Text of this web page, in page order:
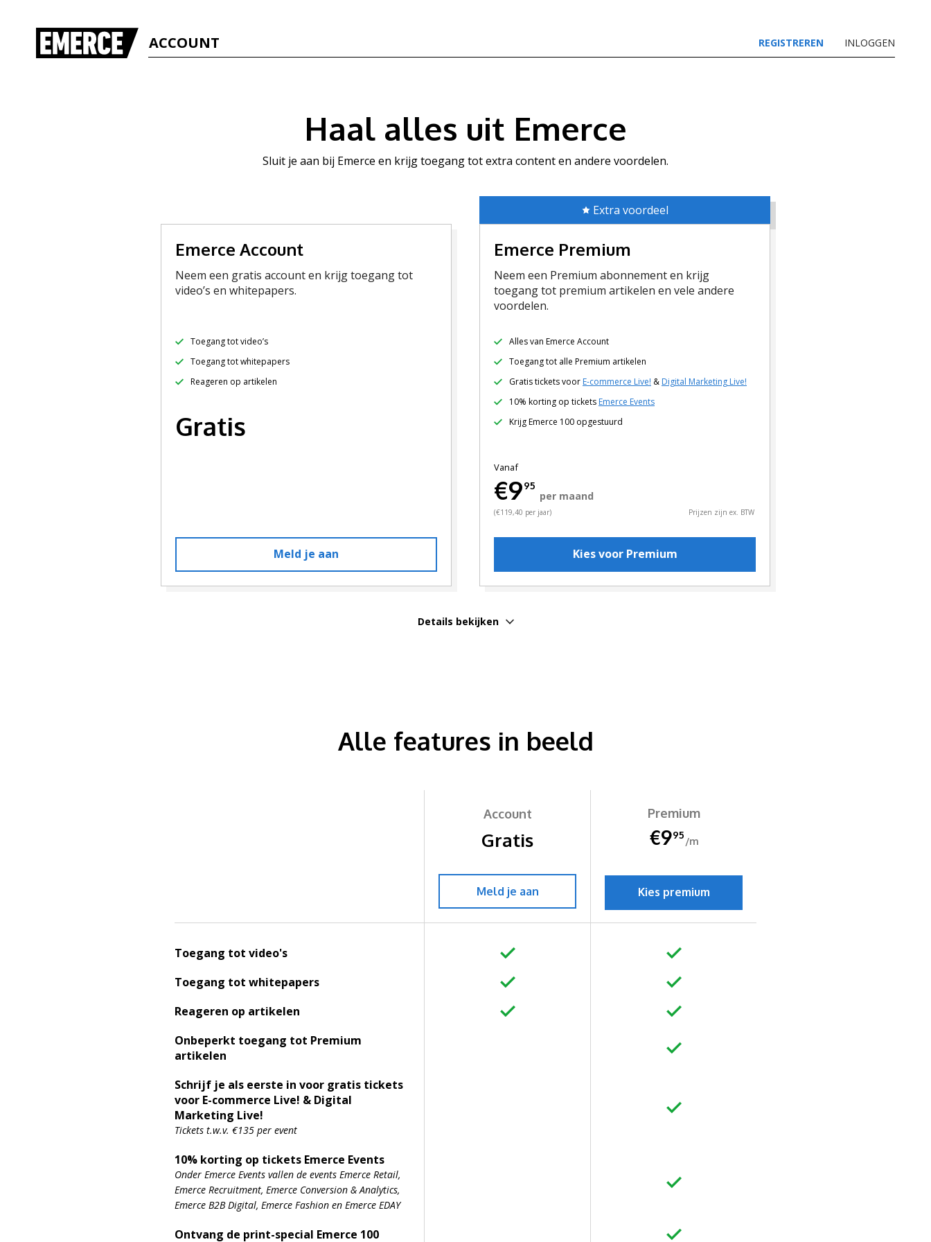
ACCOUNT REGISTREREN INLOGGEN
Haal alles uit Emerce
Sluit je aan bij Emerce en krijg toegang tot extra content en andere voordelen.
Emerce Account
Neem een gratis account en krijg toegang tot
video’s en whitepapers.
Toegang tot video’s
Toegang tot whitepapers
Reageren op artikelen
Gratis
Meld je aan
Extra voordeel
Emerce Premium
Neem een Premium abonnement en krijg
toegang tot premium artikelen en vele andere
voordelen.
Alles van Emerce Account
Toegang tot alle Premium artikelen
Gratis tickets voor E-commerce Live! & Digital Marketing Live!
10% korting op tickets Emerce Events
Krijg Emerce 100 opgestuurd
Vanaf
€995
per maand
(€119,40 per jaar) Prijzen zijn ex. BTW
Kies voor Premium
Details bekijken
Alle features in beeld
Account
Gratis
Meld je aan
Premium
€995
/m
Kies premium
Toegang tot video's
Toegang tot whitepapers
Reageren op artikelen
Onbeperkt toegang tot Premium
artikelen
Schrijf je als eerste in voor gratis tickets
voor E-commerce Live! & Digital
Marketing Live!
Tickets t.w.v. €135 per event
10% korting op tickets Emerce Events
Onder Emerce Events vallen de events Emerce Retail,
Emerce Recruitment, Emerce Conversion & Analytics,
Emerce B2B Digital, Emerce Fashion en Emerce EDAY
Ontvang de print-special Emerce 100